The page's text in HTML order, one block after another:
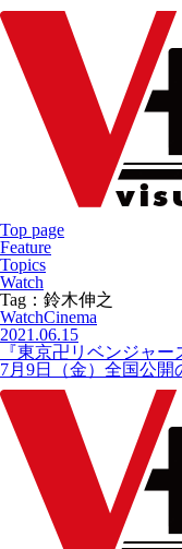
Top page
Feature
Topics
Watch
Tag：鈴木伸之
WatchCinema
2021.06.15
『東京卍リベンジャ
7月9日（金）全国公